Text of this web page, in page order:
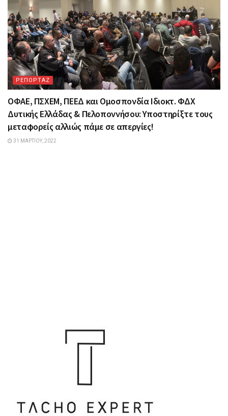
ΡΕΠΟΡΤΑΖ
ΟΦΑΕ, ΠΣΧΕΜ, ΠΕΕΔ και Ομοσπονδία Ιδιοκτ. ΦΔΧ
Δυτικής Ελλάδας & Πελοποννήσου: Υποστηρίξτε τους
μεταφορείς αλλιώς πάμε σε απεργίες!
31 ΜΑΡΤΊΟΥ, 2022